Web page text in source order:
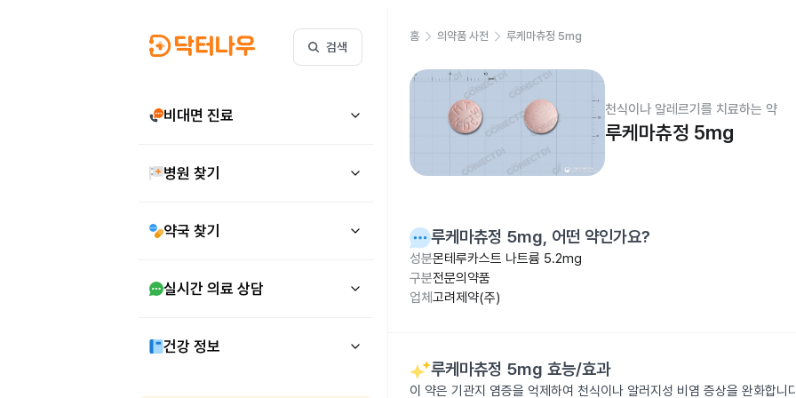
검색
비대면 진료
병원 찾기
약국 찾기
실시간 의료 상담
건강 정보
홈 의약품 사전 루케마츄정 5mg
천식이나 알레르기를 치료하는 약
루케마츄정 5mg
루케마츄정 5mg, 어떤 약인가요?
성분몬테루카스트 나트륨 5.2mg
구분전문의약품
업체 고려제약(주)
루케마츄정 5mg 효능/효과
이 약은 기관지 염증을 억제하여 천식이나 알러지성 비염 증상을 완화합니